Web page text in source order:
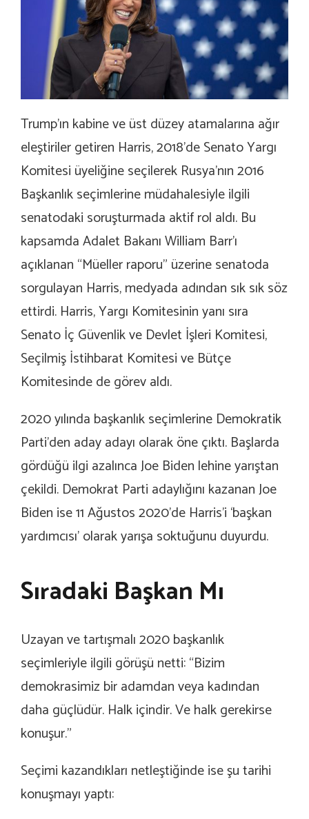
Trump’ın kabine ve üst düzey atamalarına ağır
eleştiriler getiren Harris, 2018’de Senato Yargı
Komitesi üyeliğine seçilerek Rusya’nın 2016
Başkanlık seçimlerine müdahalesiyle ilgili
senatodaki soruşturmada aktif rol aldı. Bu
kapsamda Adalet Bakanı William Barr’ı
açıklanan “Müeller raporu” üzerine senatoda
sorgulayan Harris, medyada adından sık sık söz
ettirdi. Harris, Yargı Komitesinin yanı sıra
Senato İç Güvenlik ve Devlet İşleri Komitesi,
Seçilmiş İstihbarat Komitesi ve Bütçe
Komitesinde de görev aldı.
2020 yılında başkanlık seçimlerine Demokratik
Parti’den aday adayı olarak öne çıktı. Başlarda
gördüğü ilgi azalınca Joe Biden lehine yarıştan
çekildi. Demokrat Parti adaylığını kazanan Joe
Biden ise 11 Ağustos 2020’de Harris’i ‘başkan
yardımcısı’ olarak yarışa soktuğunu duyurdu.
Sıradaki Başkan Mı
Uzayan ve tartışmalı 2020 başkanlık
seçimleriyle ilgili görüşü netti: “Bizim
demokrasimiz bir adamdan veya kadından
daha güçlüdür. Halk içindir. Ve halk gerekirse
konuşur.”
Seçimi kazandıkları netleştiğinde ise şu tarihi
konuşmayı yaptı: